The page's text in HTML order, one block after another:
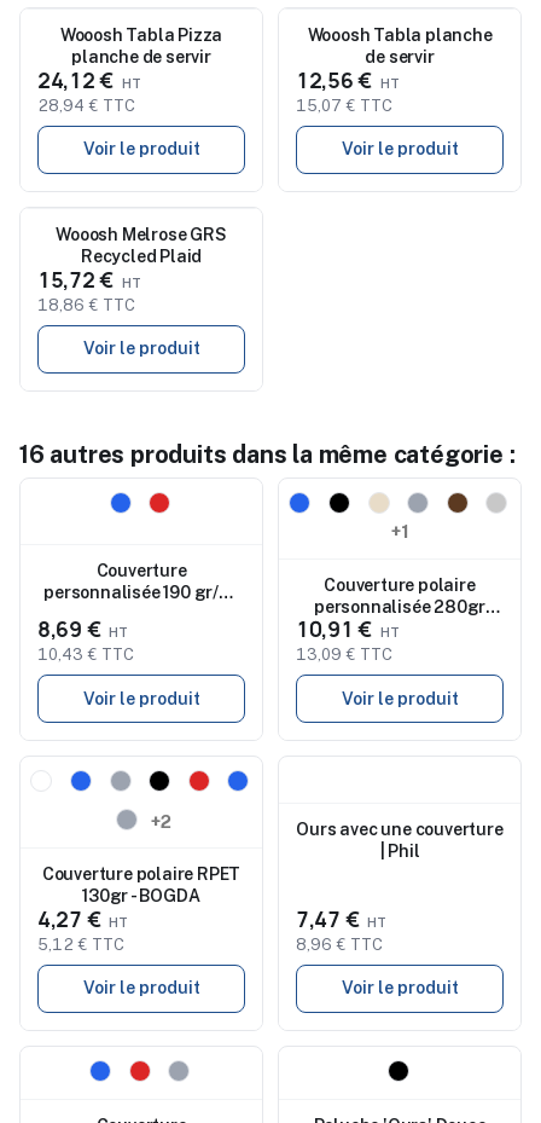
Nouveau
Wooosh Tabla Pizza
planche de servir
24,12 €
28,94 € TTC
Voir le produit
Nouveau
Wooosh Tabla planche
de servir
12,56 €
15,07 € TTC
Voir le produit
Nouveau
Wooosh Melrose GRS
Recycled Plaid
15,72 €
18,86 € TTC
Voir le produit
16 autres produits dans la même catégorie :
Couverture
personnalisée 190 gr/m²
8,69 €
10,43 € TTC
Voir le produit
Nouveau
+1
Couverture polaire
personnalisée 280gr
RPET LOGAN
10,91 €
13,09 € TTC
Voir le produit
Nouveau
+2
Couverture polaire RPET
130gr - BOGDA
4,27 €
5,12 € TTC
Voir le produit
Ours avec une couverture
| Phil
7,47 €
8,96 € TTC
Voir le produit
Nouveau